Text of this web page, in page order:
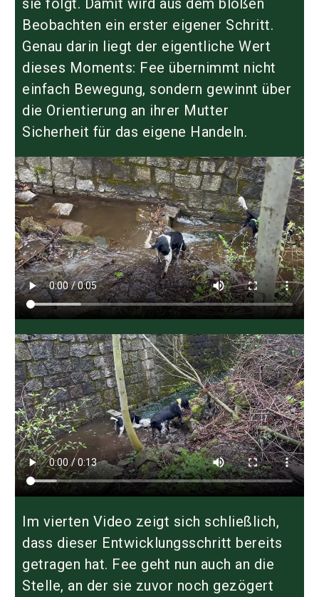
sie folgt. Damit wird aus dem bloßen
Beobachten ein erster eigener Schritt.
Genau darin liegt der eigentliche Wert
dieses Moments: Fee übernimmt nicht
einfach Bewegung, sondern gewinnt über
die Orientierung an ihrer Mutter
Sicherheit für das eigene Handeln.
Im vierten Video zeigt sich schließlich,
dass dieser Entwicklungsschritt bereits
getragen hat. Fee geht nun auch an die
Stelle, an der sie zuvor noch gezögert